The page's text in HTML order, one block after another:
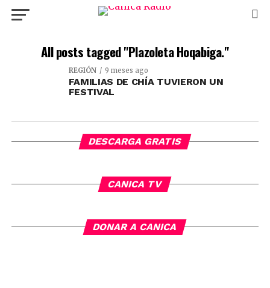
All posts tagged "Plazoleta Hoqabiga."
REGIÓN 9 meses ago
FAMILIAS DE CHÍA TUVIERON UN
FESTIVAL
DESCARGA GRATIS
CANICA TV
DONAR A CANICA